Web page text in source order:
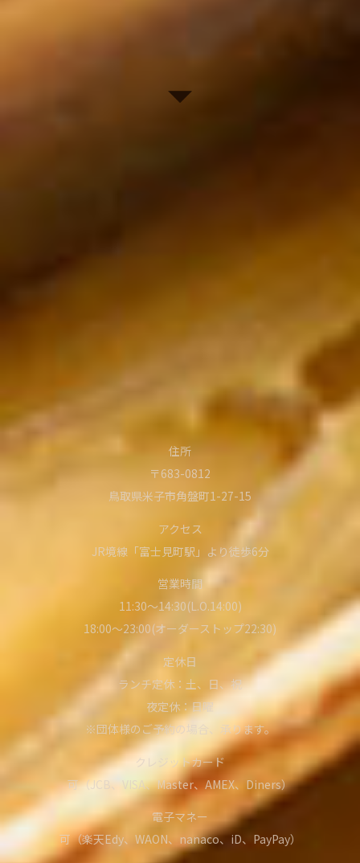
住所
〒683-0812
鳥取県米子市角盤町1-27-15
アクセス
JR境線「富士見町駅」より徒歩6分
営業時間
11:30～14:30(L.O.14:00)
18:00～23:00(オーダーストップ22:30)
定休日
ランチ定休：土、日、祝
夜定休：日曜
※団体様のご予約の場合、承ります。
クレジットカード
可（JCB、VISA、Master、AMEX、Diners）
電子マネー
可（楽天Edy、WAON、nanaco、iD、PayPay）